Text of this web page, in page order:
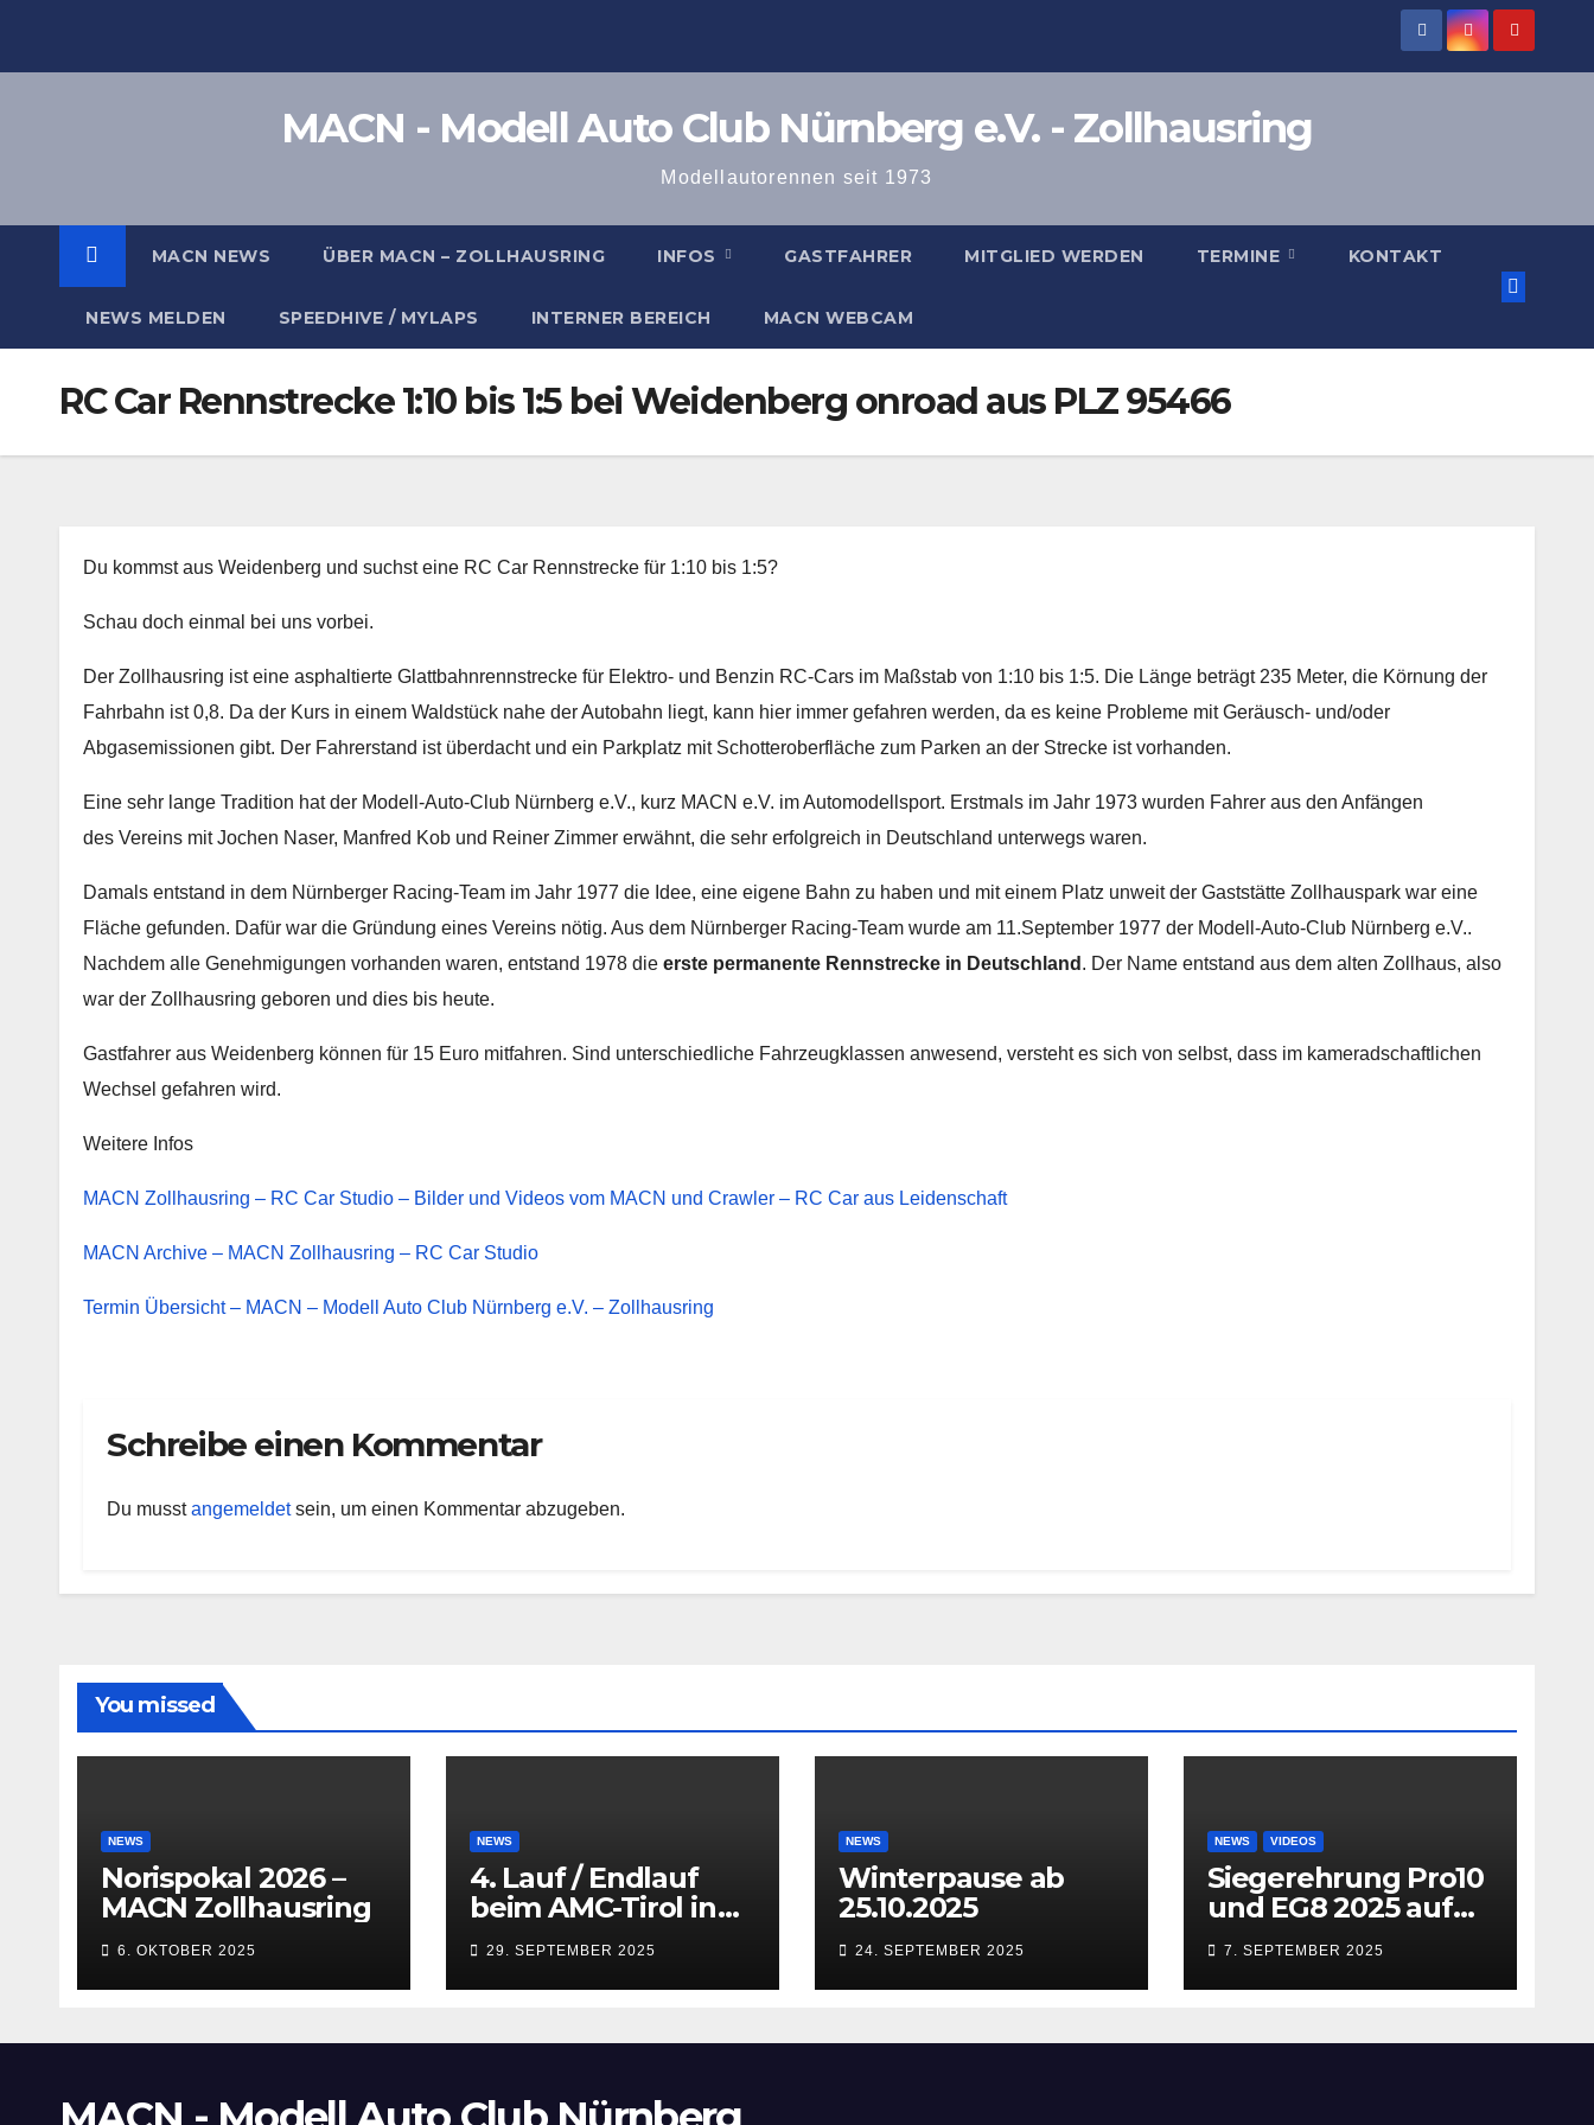
MACN - Modell Auto Club Nürnberg e.V. - Zollhausring
Modellautorennen seit 1973
MACN NEWS ÜBER MACN – ZOLLHAUSRING INFOS GASTFAHRER MITGLIED WERDEN TERMINE KONTAKT
NEWS MELDEN SPEEDHIVE / MYLAPS INTERNER BEREICH MACN WEBCAM
RC Car Rennstrecke 1:10 bis 1:5 bei Weidenberg onroad aus PLZ 95466
Du kommst aus Weidenberg und suchst eine RC Car Rennstrecke für 1:10 bis 1:5?
Schau doch einmal bei uns vorbei.
Der Zollhausring ist eine asphaltierte Glattbahnrennstrecke für Elektro- und Benzin RC-Cars im Maßstab von 1:10 bis 1:5. Die Länge beträgt 235 Meter, die Körnung der
Fahrbahn ist 0,8. Da der Kurs in einem Waldstück nahe der Autobahn liegt, kann hier immer gefahren werden, da es keine Probleme mit Geräusch- und/oder
Abgasemissionen gibt. Der Fahrerstand ist überdacht und ein Parkplatz mit Schotteroberfläche zum Parken an der Strecke ist vorhanden.
Eine sehr lange Tradition hat der Modell-Auto-Club Nürnberg e.V., kurz MACN e.V. im Automodellsport. Erstmals im Jahr 1973 wurden Fahrer aus den Anfängen
des Vereins mit Jochen Naser, Manfred Kob und Reiner Zimmer erwähnt, die sehr erfolgreich in Deutschland unterwegs waren.
Damals entstand in dem Nürnberger Racing-Team im Jahr 1977 die Idee, eine eigene Bahn zu haben und mit einem Platz unweit der Gaststätte Zollhauspark war eine
Fläche gefunden. Dafür war die Gründung eines Vereins nötig. Aus dem Nürnberger Racing-Team wurde am 11.September 1977 der Modell-Auto-Club Nürnberg e.V..
Nachdem alle Genehmigungen vorhanden waren, entstand 1978 die erste permanente Rennstrecke in Deutschland . Der Name entstand aus dem alten Zollhaus, also
war der Zollhausring geboren und dies bis heute.
Gastfahrer aus Weidenberg können für 15 Euro mitfahren. Sind unterschiedliche Fahrzeugklassen anwesend, versteht es sich von selbst, dass im kameradschaftlichen
Wechsel gefahren wird.
Weitere Infos
MACN Zollhausring – RC Car Studio – Bilder und Videos vom MACN und Crawler – RC Car aus Leidenschaft
MACN Archive – MACN Zollhausring – RC Car Studio
Termin Übersicht – MACN – Modell Auto Club Nürnberg e.V. – Zollhausring
Schreibe einen Kommentar
Du musstangemeldetsein, um einen Kommentar abzugeben.
You missed
NEWS
Norispokal 2026 –
MACN Zollhausring
6. OKTOBER 2025
NEWS
4. Lauf / Endlauf
beim AMC-Tirol in
Innsbruck
(Kematen) vom 27.
bis 28.09.2025
29. SEPTEMBER 2025
NEWS
Winterpause ab
25.10.2025
24. SEPTEMBER 2025
NEWS VIDEOS
Siegerehrung Pro10
und EG8 2025 auf
dem MACN
Zollhausring
7. SEPTEMBER 2025